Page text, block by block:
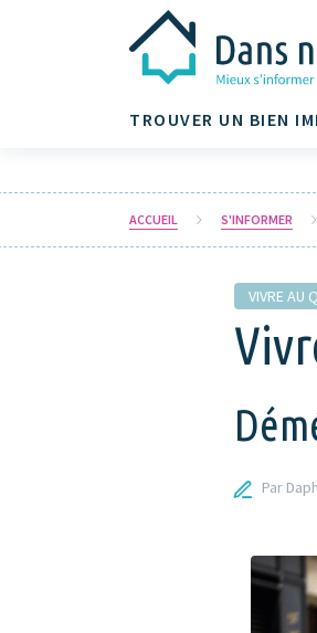
TROUVER UN BIEN
ACCUEIL S'INFORMER
VIVRE AU
Par